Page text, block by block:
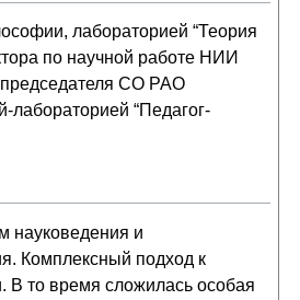
лабораторией “Теория
по научной работе НИИ
председателя СО РАО
“Педагог-
науковедения и
Комплексный подход к
В то время сложилась особая